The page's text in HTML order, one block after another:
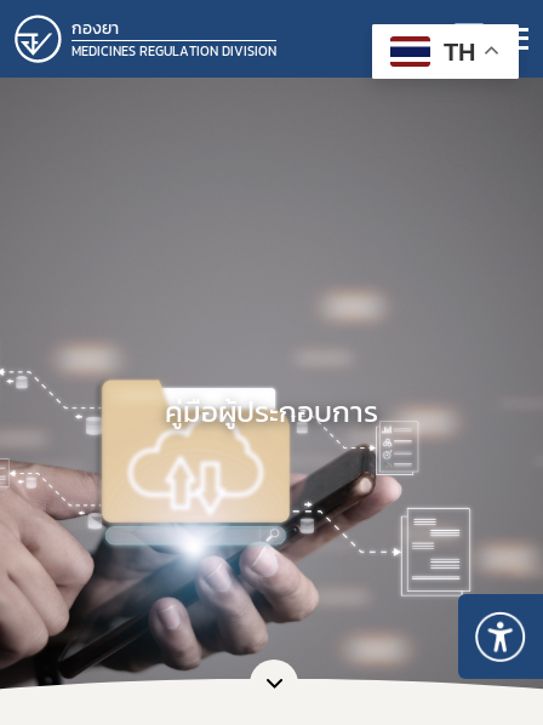
กองยา
MEDICINES REGULATION DIVISION
คู่มือผู้ประกอบการ
TH